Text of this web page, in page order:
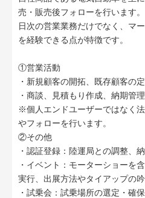
売・販売後フォローを行います。
日次の営業業務だけでなく、マ
を経験できる点が特徴です。
①営業活動
・新規顧客の開拓、既存顧客の
・商談、見積もり作成、納期管理
※個人エンドユーザーではなく
やフォローを行います。
②その他
・認証登録：陸運局との調整、
・イベント：モーターショーを
実行、出展方法やタイアップの
・試乗会：試乗場所の選定・確